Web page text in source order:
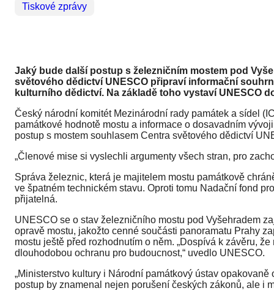
Tiskové zprávy
Jaký bude další postup s železničním mostem pod
světového dědictví UNESCO připraví informační
kulturního dědictví. Na základě toho vystaví UNESCO
Český národní komitét Mezinárodní rady památek a sídel
památkové hodnotě mostu a informace o dosavadním
postup s mostem souhlasem Centra světového dědictví
„Členové mise si vyslechli argumenty všech stran, pro
Správa železnic, která je majitelem mostu památkově
ve špatném technickém stavu. Oproti tomu Nadační fond
přijatelná.
UNESCO se o stav železničního mostu pod Vyšehradem
opravě mostu, jakožto cenné součásti panoramatu Prahy
mostu ještě před rozhodnutím o něm. „Dospívá k závěru,
dlouhodobou ochranu pro budoucnost,“ uvedlo UNESCO.
„Ministerstvo kultury i Národní památkový ústav
postup by znamenal nejen porušení českých zákonů, ale i